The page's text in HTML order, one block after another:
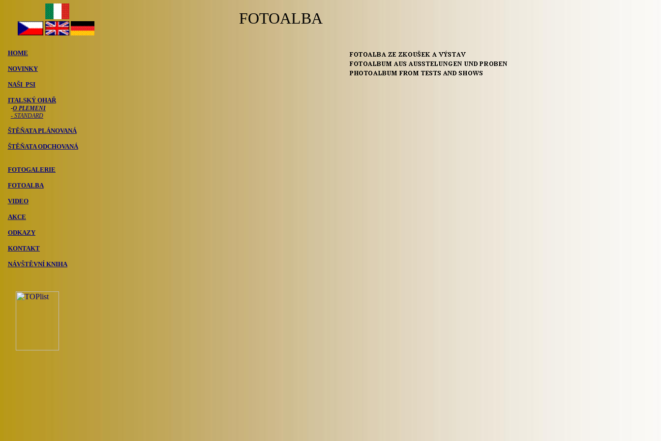
FOTOALBA
HOME
NOVINKY
NAŠI PSI
ITALSKÝ OHAŘ
-O PLEMENI
- STANDARD
ŠTĚŇATA PLÁNOVANÁ
ŠTĚŇATA ODCHOVANÁ
FOTOGALERIE
FOTOALBA
VIDEO
AKCE
ODKAZY
KONTAKT
NÁVŠTĚVNÍ KNIHA